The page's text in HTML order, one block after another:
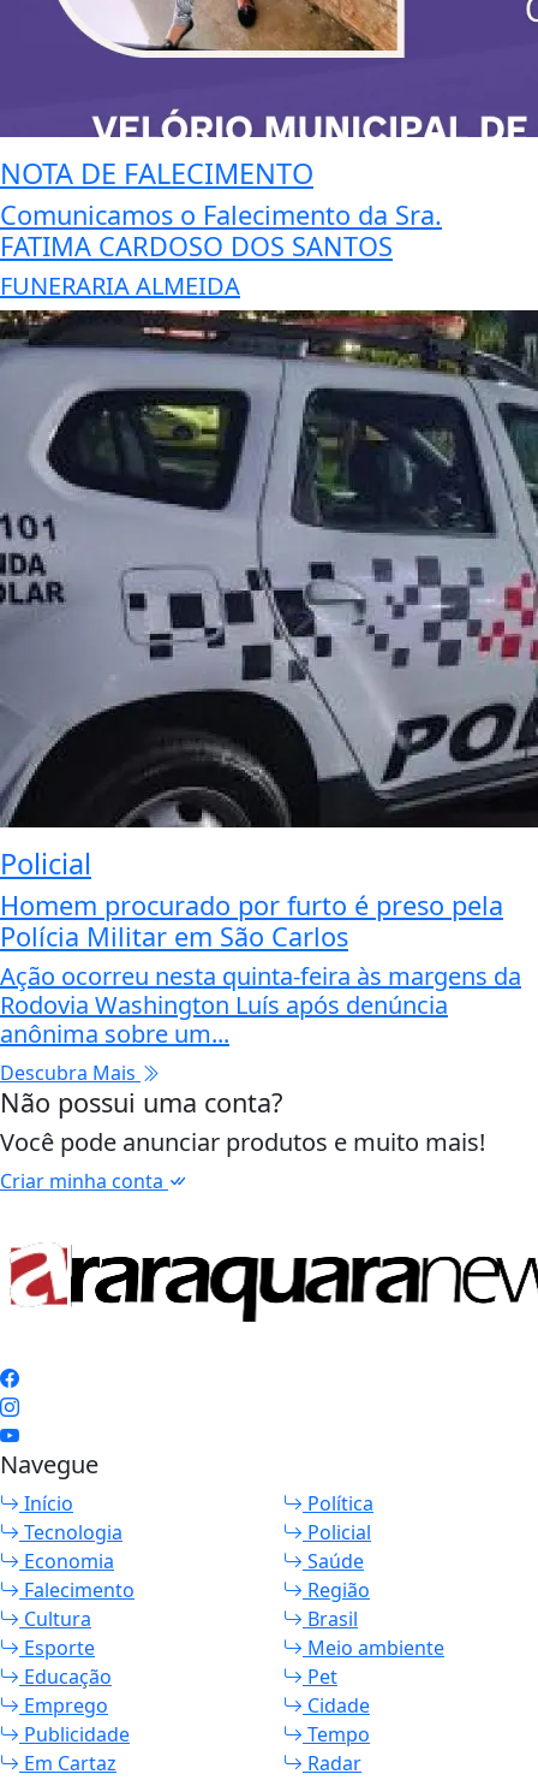
NOTA DE FALECIMENTO
Comunicamos o Falecimento da Sra.
FATIMA CARDOSO DOS SANTOS
FUNERARIA ALMEIDA
Policial
Homem procurado por furto é preso pela
Polícia Militar em São Carlos
Ação ocorreu nesta quinta-feira às margens da
Rodovia Washington Luís após denúncia
anônima sobre um...
Descubra Mais
Não possui uma conta?
Você pode anunciar produtos e muito mais!
Criar minha conta
Navegue
Início
Política
Tecnologia
Policial
Economia
Saúde
Falecimento
Região
Cultura
Brasil
Esporte
Meio ambiente
Educação
Pet
Emprego
Cidade
Publicidade
Tempo
Em Cartaz
Radar